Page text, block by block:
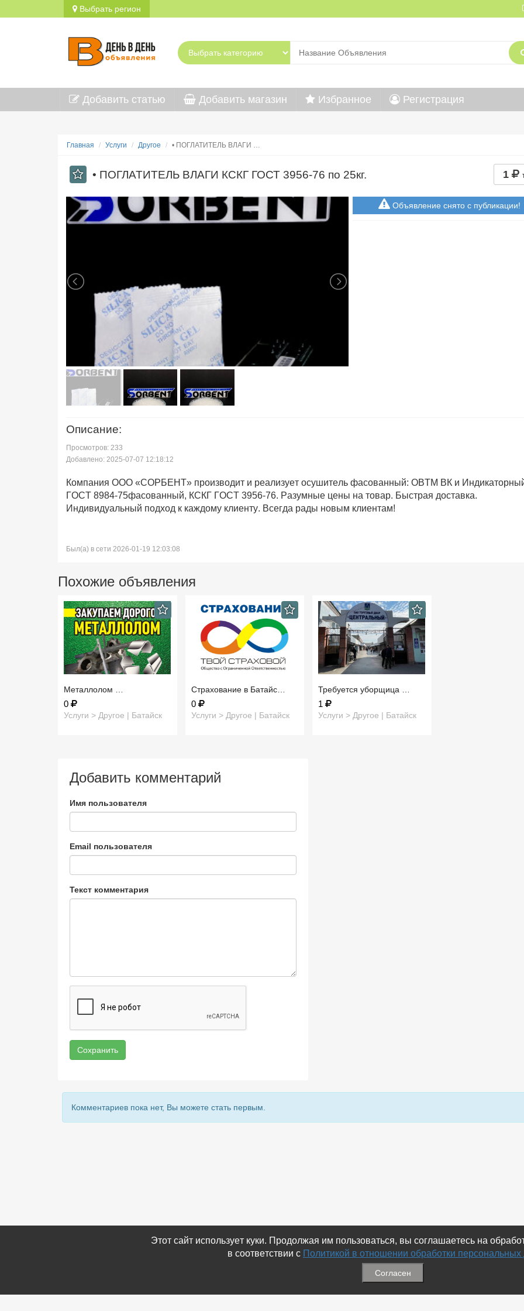
Выбрать регион
Добавить статью Добавить магазин Избранное Регистрация
Главная Услуги Другое • ПОГЛАТИТЕЛЬ ВЛАГИ …
• ПОГЛАТИТЕЛЬ ВЛАГИ КСКГ ГОСТ 3956-76 по 25кг. 1
Объявление снято с публикации!
Описание:
Просмотров: 233
Добавлено: 2025-07-07 12:18:12
Компания ООО «СОРБЕНТ» производит и реализует осушитель фасованный: ОВТМ ВК и
ГОСТ 8984-75фасованный, КСКГ ГОСТ 3956-76. Разумные цены на товар. Быстрая доставка.
Индивидуальный подход к каждому клиенту. Всегда рады новым клиентам!
Был(а) в сети 2026-01-19 12:03:08
Похожие объявления
Металлолом …
0
Услуги > Другое | Батайск
Страхование в Батайс…
0
Услуги > Другое | Батайск
Требуется уборщица …
1
Услуги > Другое | Батайск
Добавить комментарий
Имя пользователя
Email пользователя
Текст комментария
Сохранить
Комментариев пока нет, Вы можете стать первым.
Этот сайт использует куки. Продолжая им пользоваться, вы соглашаетесь на
в соответствии с Политикой в отношении обработки
Согласен
Меню